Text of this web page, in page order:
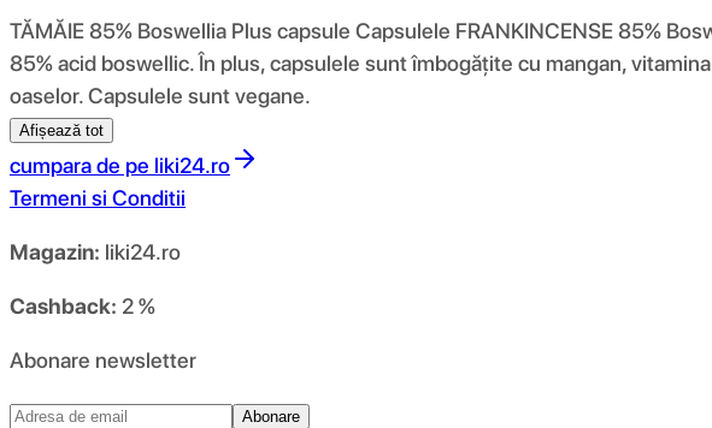
TĂMĂIE 85% Boswellia Plus capsule Capsulele FRANKINCENSE 85%
85% acid boswellic. În plus, capsulele sunt îmbogățite cu mangan,
oaselor. Capsulele sunt vegane.
Afișează tot
cumpara de pe liki24.ro
Termeni si Conditii
Magazin: liki24.ro
Cashback: 2 %
Abonare newsletter
Abonare